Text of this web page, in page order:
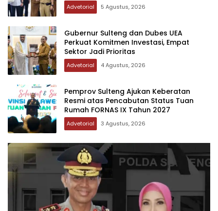
Advetorial 5 Agustus, 2026
Gubernur Sulteng dan Dubes UEA
Perkuat Komitmen Investasi, Empat
Sektor Jadi Prioritas
Advetorial 4 Agustus, 2026
Pemprov Sulteng Ajukan Keberatan
Resmi atas Pencabutan Status Tuan
Rumah FORNAS IX Tahun 2027
Advetorial 3 Agustus, 2026